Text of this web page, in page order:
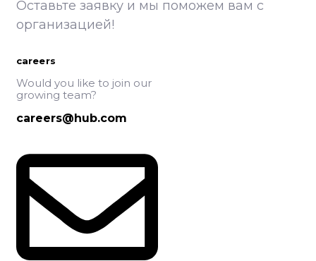
Оставьте заявку и мы поможем вам с
организацией!
careers
Would you like to join our
growing team?
careers@hub.com